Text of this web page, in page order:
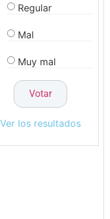
Regular
Mal
Muy mal
Ver los resultados